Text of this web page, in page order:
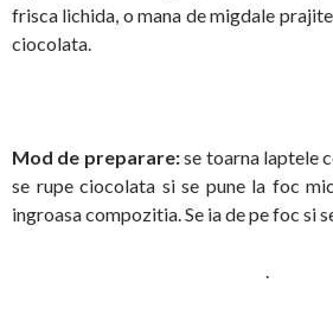
frisca lichida, o mana de migdale
ciocolata.
Mod de preparare:se toarna laptele
se rupe ciocolata si se pune la foc
ingroasa compozitia. Se ia de pe foc si
.